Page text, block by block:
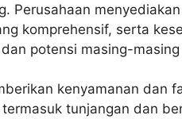
Perusahaan
komprehensif, serta
potensi masing-
kenyamanan dan
tunjangan dan